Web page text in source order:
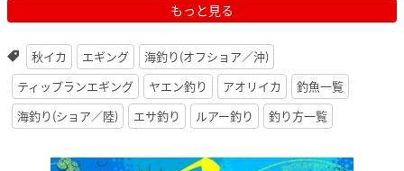
もっと見る
秋イカ エギング
海釣り(オフショア／沖)
ティップランエギング
ヤエン釣り アオリイカ
釣魚一覧
海釣り(ショア／陸)
エサ釣り ルアー釣り 釣り方一覧